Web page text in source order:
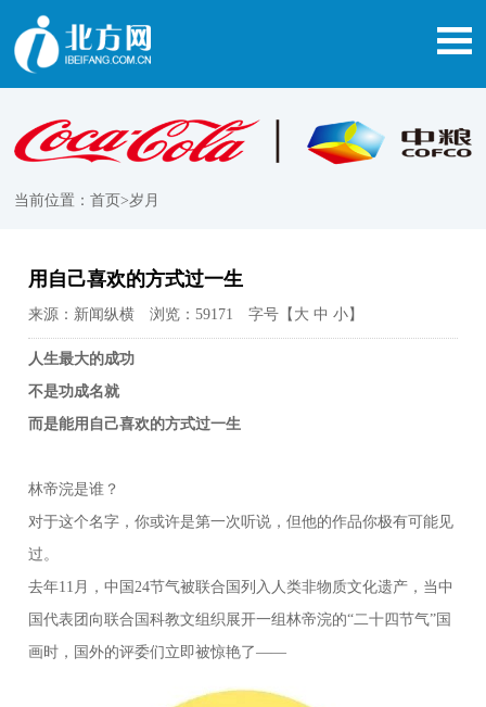
当前位置：首页>岁月
用自己喜欢的方式过一生
来源：新闻纵横 浏览：59171 字号【 大 中 小】
人生最大的成功
不是功成名就
而是能用自己喜欢的方式过一生
林帝浣是谁？
对于这个名字，你或许是第一次听说，但他的作品你极有可能见
过。
去年11月，中国24节气被联合国列入人类非物质文化遗产，当中
国代表团向联合国科教文组织展开一组林帝浣的“二十四节气”国
画时，国外的评委们立即被惊艳了——